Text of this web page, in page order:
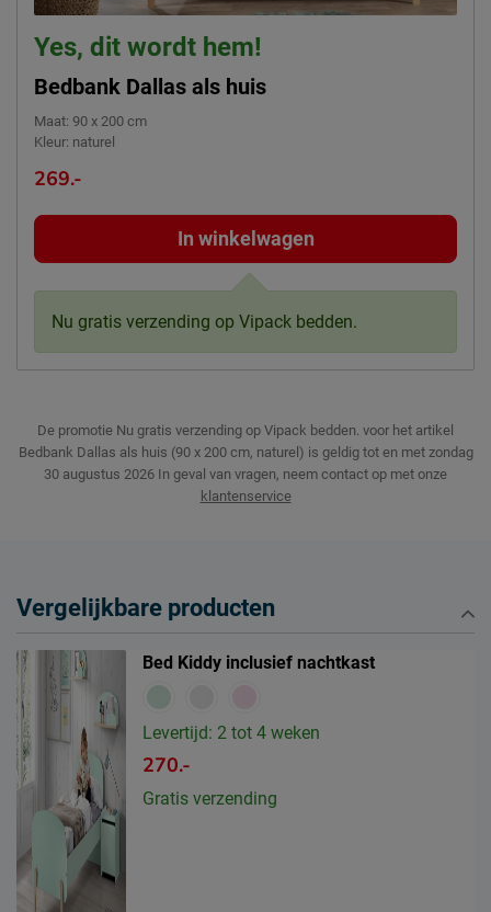
Yes, dit wordt hem!
Bedbank Dallas als huis
Maat: 90 x 200 cm
Kleur: naturel
269.-
In winkelwagen
Nu gratis verzending op Vipack bedden.
De promotie Nu gratis verzending op Vipack bedden. voor het artikel
Bedbank Dallas als huis (90 x 200 cm, naturel) is geldig tot en met zondag
30 augustus 2026 In geval van vragen, neem contact op met onze
klantenservice
Vergelijkbare producten
Bed Kiddy inclusief nachtkast
Levertijd: 2 tot 4 weken
270.-
Gratis verzending